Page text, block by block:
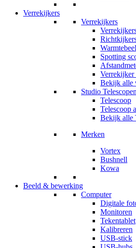
Verrekijkers
Verrekijkers
Spotting
Verrekijker
Bekijk alle
Studio Telescopen
Telescoop
Telescoop
Bekijk alle
Merken
Vortex
Bushnell
Kowa
Beeld & bewerking
Computer
Digitale
Monitoren
Tekentablet
Kalibreren
USB-stick